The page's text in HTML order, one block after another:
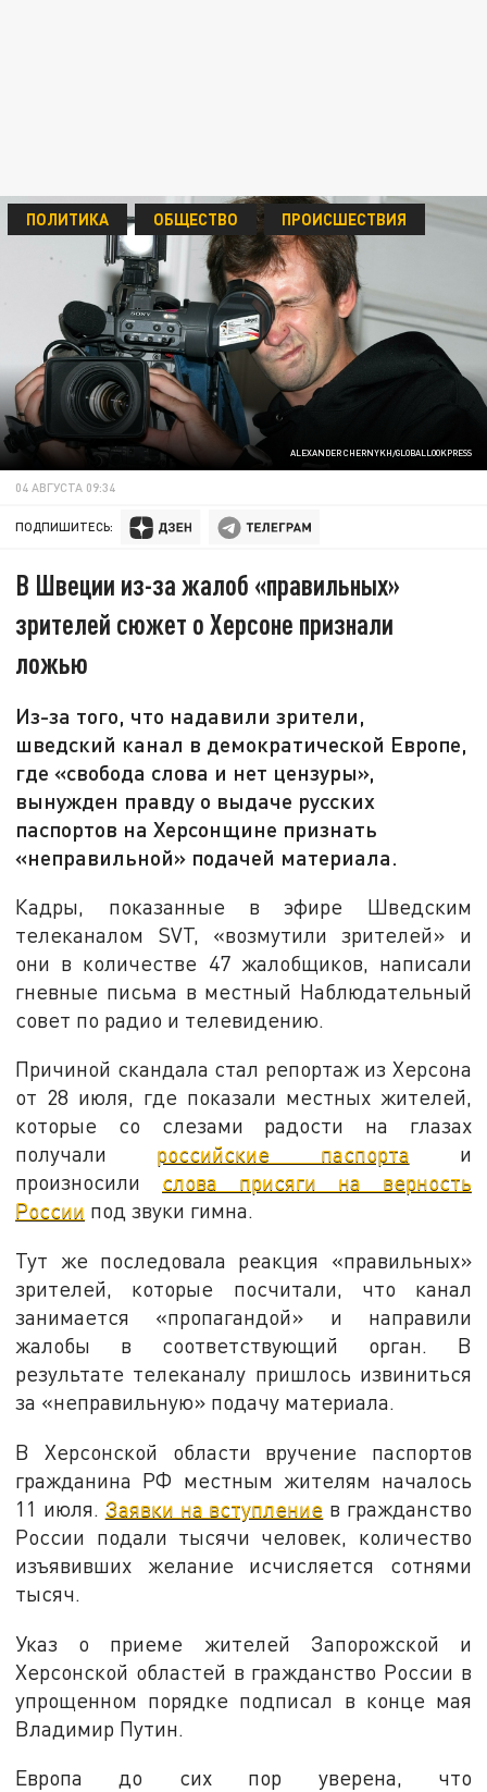
ALEXANDER CHERNYKH/GLOBALLOOKPRESS
ПОЛИТИКА ОБЩЕСТВО ПРОИСШЕСТВИЯ
04 АВГУСТА 09:34
ПОДПИШИТЕСЬ:
В Швеции из-за жалоб «правильных»
зрителей сюжет о Херсоне признали
ложью
Из-за того, что надавили зрители,
шведский канал в демократической Европе,
где «свобода слова и нет цензуры»,
вынужден правду о выдаче русских
паспортов на Херсонщине признать
«неправильной» подачей материала.
Кадры, показанные в эфире Шведским
телеканалом SVT, «возмутили зрителей» и
они в количестве 47 жалобщиков, написали
гневные письма в местный Наблюдательный
совет по радио и телевидению.
Причиной скандала стал репортаж из Херсона
от 28 июля, где показали местных жителей,
которые со слезами радости на глазах
получали российские паспорта и
произносили слова присяги на верность
России под звуки гимна.
Тут же последовала реакция «правильных»
зрителей, которые посчитали, что канал
занимается «пропагандой» и направили
жалобы в соответствующий орган. В
результате телеканалу пришлось извиниться
за «неправильную» подачу материала.
В Херсонской области вручение паспортов
гражданина РФ местным жителям началось
11 июля. Заявки на вступление в гражданство
России подали тысячи человек, количество
изъявивших желание исчисляется сотнями
тысяч.
Указ о приеме жителей Запорожской и
Херсонской областей в гражданство России в
упрощенном порядке подписал в конце мая
Владимир Путин.
Европа до сих пор уверена, что